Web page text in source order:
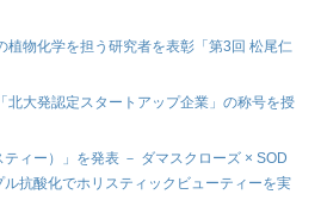
植物化学を担う研究者を表彰「第3回 松尾仁
北大発認定スタートアップ企業」の称号を授
ィー）」を発表 － ダマスクローズ × SOD
抗酸化でホリスティックビューティーを実